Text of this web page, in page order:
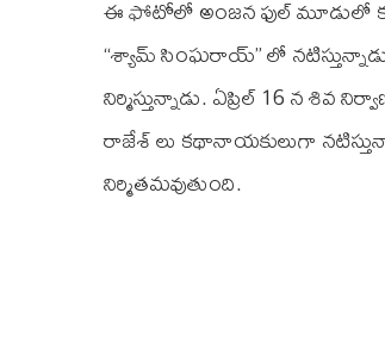
ఈ ఫోటోలో అంజన ఫుల్ మూడులో
“శ్యామ్ సింఘరాయ్” లో
నిర్మిస్తున్నాడు. ఏప్రిల్ 16 న శివ
రాజేశ్ లు కథానాయకులుగా
నిర్మితమవుతుంది.